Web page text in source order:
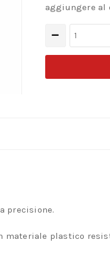
aggiungere al
Giravite
precisione.
materiale plastico